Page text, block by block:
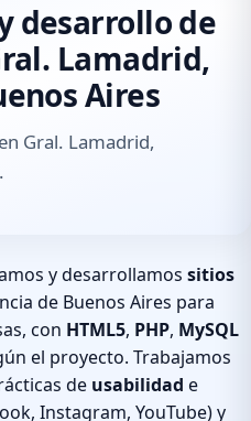
desarrollo de
Lamadrid,
Aires
en Gral. Lamadrid,
y desarrollamos sitios
de Buenos Aires para
con HTML5, PHP, MySQL
el proyecto. Trabajamos
de usabilidad e
Instagram, YouTube) y